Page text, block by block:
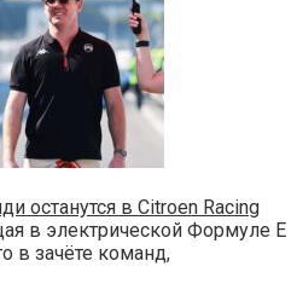
останутся в Citroen Racing
в электрической Формуле Е
в зачёте команд,